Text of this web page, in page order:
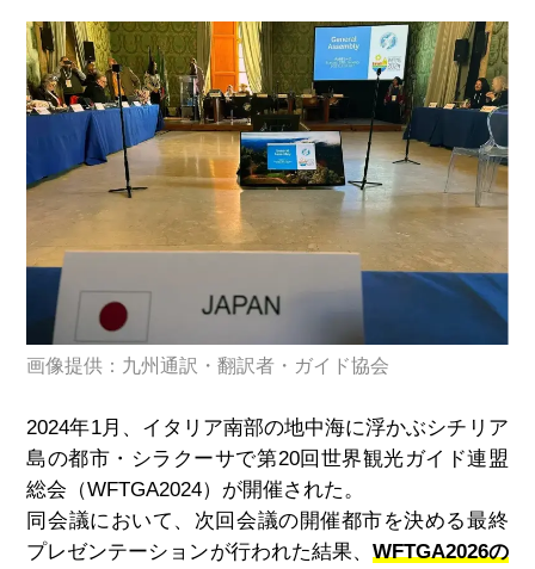
画像提供：九州通訳・翻訳者・ガイド協会
2024年1月、イタリア南部の地中海に浮かぶシチリア
島の都市・シラクーサで第20回世界観光ガイド連盟
総会（WFTGA2024）が開催された。
同会議において、次回会議の開催都市を決める最終
プレゼンテーションが行われた結果、 WFTGA2026の